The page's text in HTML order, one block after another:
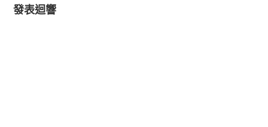
發表迴響